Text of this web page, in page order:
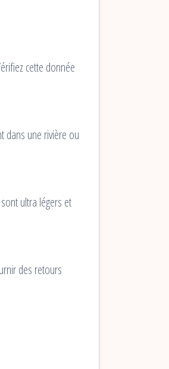
cette donnée
dans une rivière ou
sont ultra légers et
des retours